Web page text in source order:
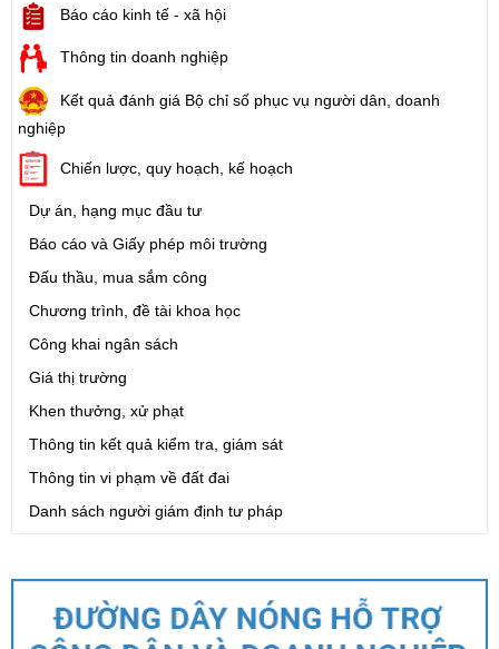
Báo cáo kinh tế - xã hội
Thông tin doanh nghiệp
Kết quả đánh giá Bộ chỉ số phục vụ người dân, doanh
nghiệp
Chiến lược, quy hoạch, kế hoạch
Dự án, hạng mục đầu tư
Báo cáo và Giấy phép môi trường
Đấu thầu, mua sắm công
Chương trình, đề tài khoa học
Công khai ngân sách
Giá thị trường
Khen thưởng, xử phạt
Thông tin kết quả kiểm tra, giám sát
Thông tin vi phạm về đất đai
Danh sách người giám định tư pháp